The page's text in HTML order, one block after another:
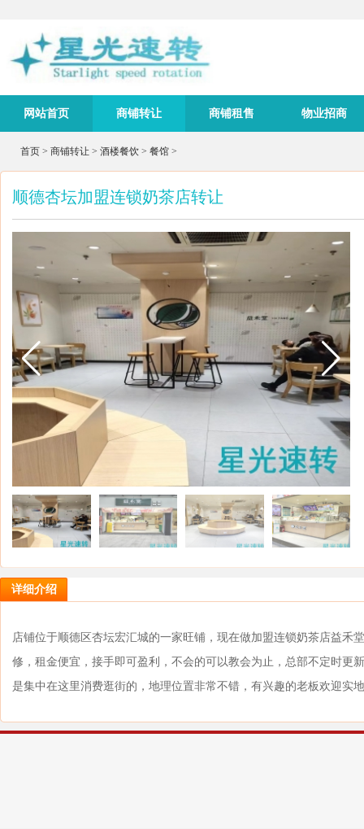
网站首页 商铺转让 商铺租售 物业招商
首页 > 商铺转让 > 酒楼餐饮 > 餐馆 >
顺德杏坛加盟连锁奶茶店转让
详细介绍
店铺位于顺德区杏坛宏汇城的一家旺铺，现在做加盟连锁奶茶店益
修，租金便宜，接手即可盈利，不会的可以教会为止，总部不定时更
是集中在这里消费逛街的，地理位置非常不错，有兴趣的老板欢迎实